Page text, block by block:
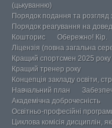
(цькуванню)
Порядок подання та розгляд
Порядок реагування на
Кошторис
Обережно! Кір.
Ліцензія (повна загальна
Кращий спортсмен 2025 року
Кращий тренер року
Концепція закладу освіти,
Навчальний план
Академічна доброчесність
Освітньо-професійні
Циклова комісія дисциплін,